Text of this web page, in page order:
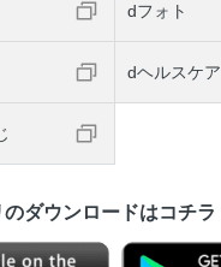
dフォト
dヘルスケア
ダウンロードはコチラ